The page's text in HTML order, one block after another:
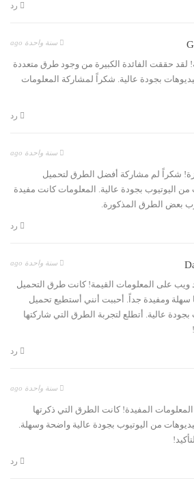
رد
سنة واحدة ago
لقد حققت الفائدة الكبيرة من وجود طرق متعددة
بجودة عالية. شكراً لمشاركة المعلومات
رد
سنة واحدة ago
شكراً لم مشاركة أفضل الطرق لتحميل
من اليوتيوب بجودة عالية. المعلومات كانت مفيدة
بعض الطرق المذكورة.
رد
سنة واحدة ago
ويب على المعلومات القيمة! كانت طرق التحميل
سهلة ومفيدة جداً. أحببت أنني أستطيع تحميل
بجودة عالية. أتطلع لتجربة الطرق التي شاركتها
رد
سنة واحدة ago
المفيدة! كانت الطرق التي ذكرتها
من اليوتيوب بجودة عالية واضحة وسهلة.
رد